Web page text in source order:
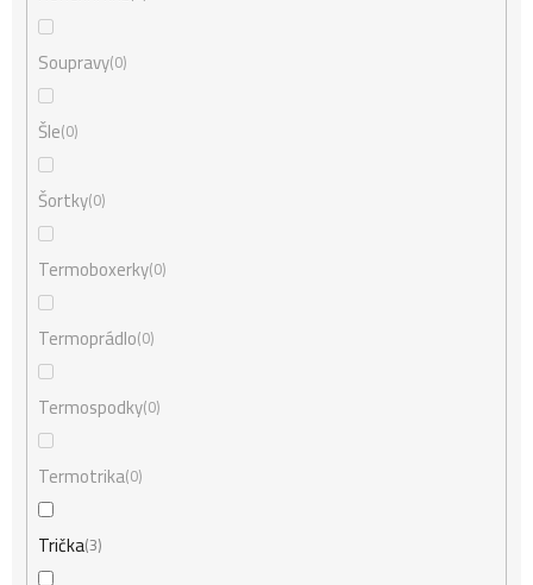
Soupravy 0
Šle 0
Šortky 0
Termoboxerky 0
Termoprádlo 0
Termospodky 0
Termotrika 0
Trička3